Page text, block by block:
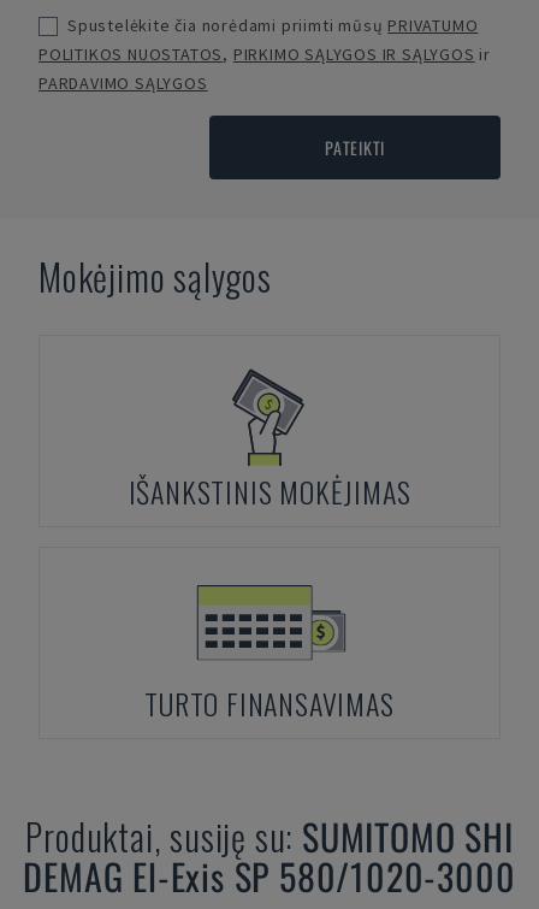
Spustelėkite čia norėdami priimti mūsų PRIVATUMO
POLITIKOS NUOSTATOS, PIRKIMO SĄLYGOS IR SĄLYGOS ir
PARDAVIMO SĄLYGOS
PATEIKTI
Mokėjimo sąlygos
IŠANKSTINIS MOKĖJIMAS
TURTO FINANSAVIMAS
Produktai, susiję su: SUMITOMO SHI
DEMAG El-Exis SP 580/1020-3000